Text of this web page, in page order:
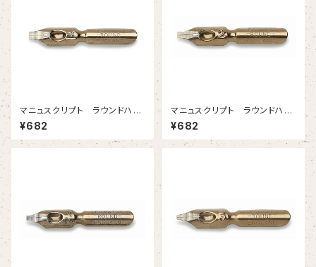
マニュスクリプト ラウンドハン
ド 1-1/2 2.45mm 2本入
¥682
マニュスクリプト ラウンドハン
ド２ 2.05mm 2本入
¥682